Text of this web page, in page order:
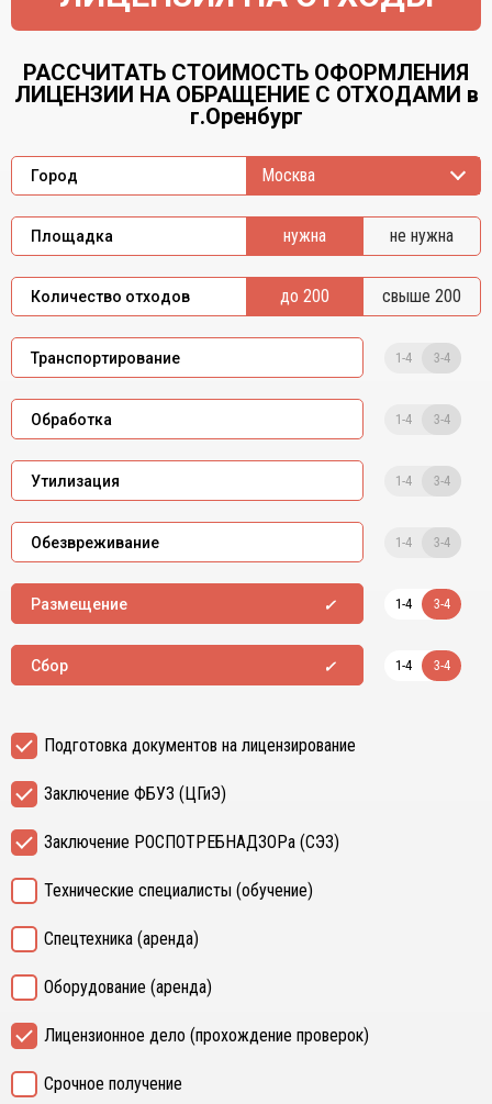
РАССЧИТАТЬ СТОИМОСТЬ ОФОРМЛЕНИЯ
ЛИЦЕНЗИИ НА ОБРАЩЕНИЕ С ОТХОДАМИ в
г.Оренбург
Город Москва
Площадка нужна не нужна
Количество отходов до 200 свыше 200
Транспортирование 1-4 3-4
Обработка 1-4 3-4
Утилизация 1-4 3-4
Обезвреживание 1-4 3-4
Размещение 1-4 3-4
Сбор 1-4 3-4
Подготовка документов на лицензирование
Заключение ФБУЗ (ЦГиЭ)
Заключение РОСПОТРЕБНАДЗОРа (СЭЗ)
Технические специалисты (обучение)
Спецтехника (аренда)
Оборудование (аренда)
Лицензионное дело (прохождение проверок)
Срочное получение